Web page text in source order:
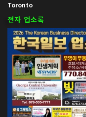
Toronto
전자 업소록